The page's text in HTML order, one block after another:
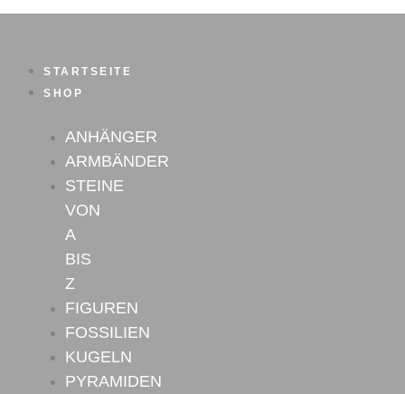
STARTSEITE
SHOP
ANHÄNGER
ARMBÄNDER
STEINE
VON
A
BIS
Z
FIGUREN
FOSSILIEN
KUGELN
PYRAMIDEN
Menge